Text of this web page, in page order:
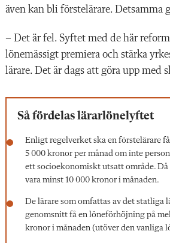
även kan bli förstelärare. Detsamma
– Det är fel. Syftet med de här
lönemässigt premiera och stärka
lärare. Det är dags att göra upp med
Så fördelas lärarlönelyftet
Enligt regelverket ska en förstelärare
5 000 kronor per månad om inte
ett socioekonomiskt utsatt område.
vara minst 10 000 kronor i månaden.
De lärare som omfattas av det statliga
genomsnitt få en löneförhöjning på
kronor i månaden (utöver den vanliga